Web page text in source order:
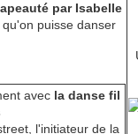
par Isabelle
puisse danser
avec la danse fil
l'initiateur de la